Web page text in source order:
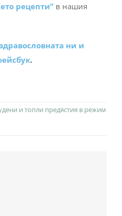
рецепти“ в нашия
ни и
.
и топли предястия в режим